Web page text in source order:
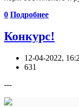
0 Подробнее
Конкурс!
12-04-2022,
631
---